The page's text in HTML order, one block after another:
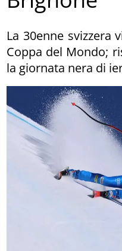
La 30enne svizzera
Coppa del Mondo;
la giornata nera di